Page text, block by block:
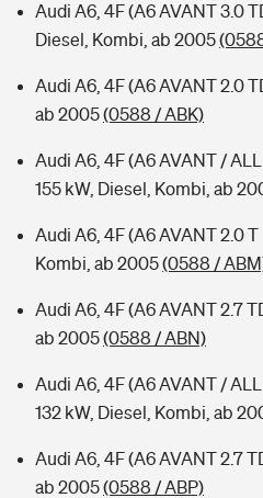
Audi A6, 4F (A6 AVANT 3.0
Diesel, Kombi, ab 2005
Audi A6, 4F (A6 AVANT 2.0
ab 2005(0588 / ABK)
Audi A6, 4F (A6 AVANT /
155 kW, Diesel, Kombi, ab
Audi A6, 4F (A6 AVANT 2.0 T
Kombi, ab 2005(0588 /
Audi A6, 4F (A6 AVANT 2.7
ab 2005(0588 / ABN)
Audi A6, 4F (A6 AVANT /
132 kW, Diesel, Kombi, ab
Audi A6, 4F (A6 AVANT 2.7
ab 2005(0588 / ABP)